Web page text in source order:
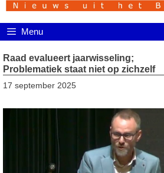
Menu
Raad evalueert jaarwisseling;
Problematiek staat niet op zichzelf
17 september 2025